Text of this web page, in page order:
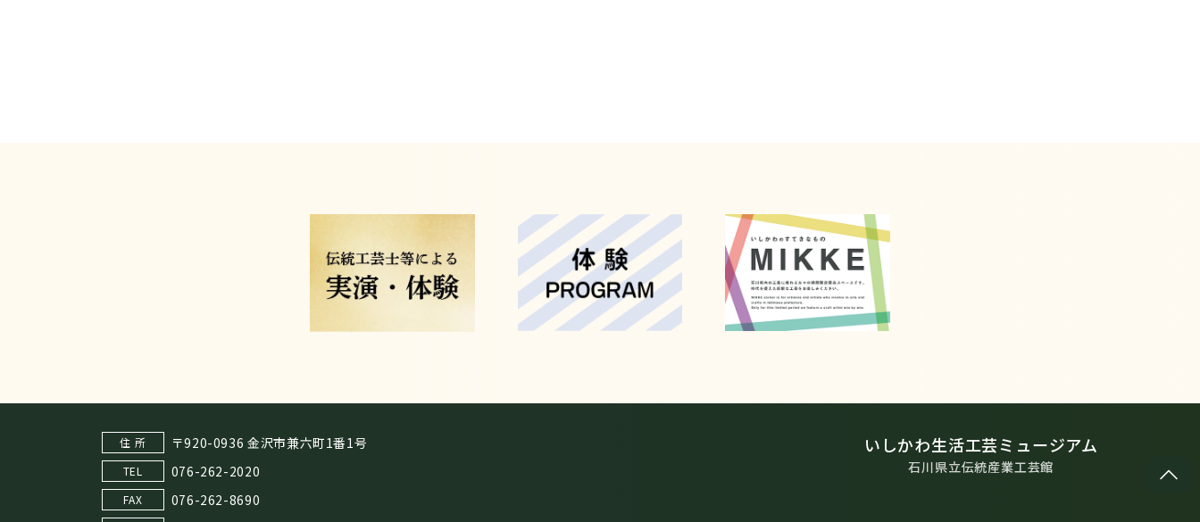
住 所 〒920-0936 金沢市兼六町1番1号
TEL 076-262-2020
FAX 076-262-8690
いしかわ生活工芸ミュージアム
石川県立伝統産業工芸館